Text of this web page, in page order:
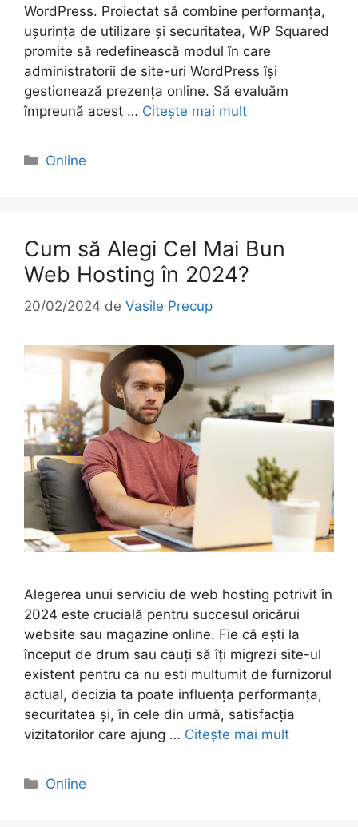
WordPress. Proiectat să combine performanța,
ușurința de utilizare și securitatea, WP Squared
promite să redefinească modul în care
administratorii de site-uri WordPress își
gestionează prezența online. Să evaluăm
împreună acest … Citește mai mult
Categorii
Online
Cum să Alegi Cel Mai Bun
Web Hosting în 2024?
20/02/2024 de Vasile Precup
Alegerea unui serviciu de web hosting potrivit în
2024 este crucială pentru succesul oricărui
website sau magazine online. Fie că ești la
început de drum sau cauți să îți migrezi site-ul
existent pentru ca nu esti multumit de furnizorul
actual, decizia ta poate influența performanța,
securitatea și, în cele din urmă, satisfacția
vizitatorilor care ajung … Citește mai mult
Categorii
Online